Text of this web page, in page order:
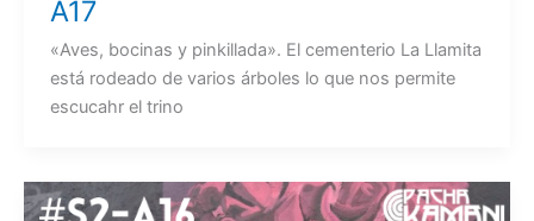
A17
«Aves, bocinas y pinkillada». El cementerio La Llamita
está rodeado de varios árboles lo que nos permite
escucahr el trino